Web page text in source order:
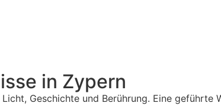
in Zypern
Geschichte und Berührung. Eine